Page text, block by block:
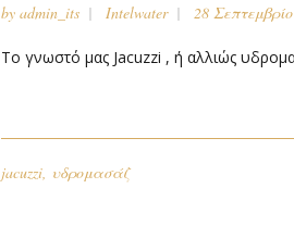
by admin_its Intelwater 28
Το γνωστό μας Jacuzzi , ή αλλιώς
jacuzzi υδρομασάζ